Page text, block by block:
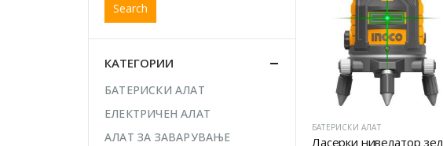
БАТЕРИСКИ АЛАТ
Search
КАТЕГОРИИ
БАТЕРИСКИ АЛАТ
ЕЛЕКТРИЧЕН АЛАТ
АЛАТ ЗА ЗАВАРУВАЊЕ